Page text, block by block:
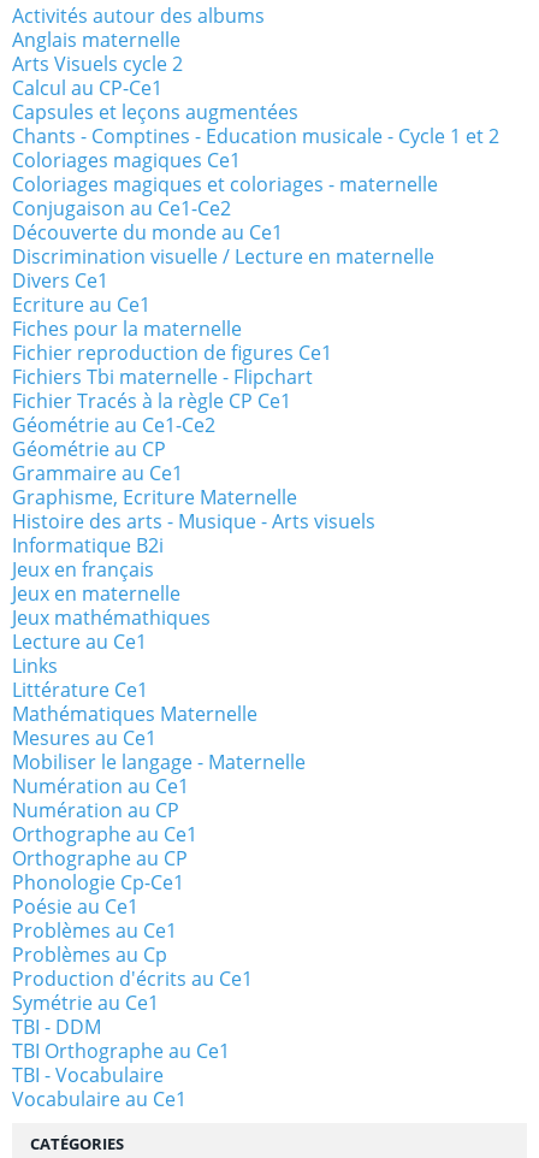
Activités autour des albums
Anglais maternelle
Arts Visuels cycle 2
Calcul au CP-Ce1
Capsules et leçons augmentées
Chants - Comptines - Education musicale - Cycle 1 et 2
Coloriages magiques Ce1
Coloriages magiques et coloriages - maternelle
Conjugaison au Ce1-Ce2
Découverte du monde au Ce1
Discrimination visuelle / Lecture en maternelle
Divers Ce1
Ecriture au Ce1
Fiches pour la maternelle
Fichier reproduction de figures Ce1
Fichiers Tbi maternelle - Flipchart
Fichier Tracés à la règle CP Ce1
Géométrie au Ce1-Ce2
Géométrie au CP
Grammaire au Ce1
Graphisme, Ecriture Maternelle
Histoire des arts - Musique - Arts visuels
Informatique B2i
Jeux en français
Jeux en maternelle
Jeux mathémathiques
Lecture au Ce1
Links
Littérature Ce1
Mathématiques Maternelle
Mesures au Ce1
Mobiliser le langage - Maternelle
Numération au Ce1
Numération au CP
Orthographe au Ce1
Orthographe au CP
Phonologie Cp-Ce1
Poésie au Ce1
Problèmes au Ce1
Problèmes au Cp
Production d'écrits au Ce1
Symétrie au Ce1
TBI - DDM
TBI Orthographe au Ce1
TBI - Vocabulaire
Vocabulaire au Ce1
CATÉGORIES